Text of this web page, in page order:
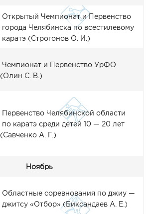
Открытый Чемпионат и Первенство
города Челябинска по всестилевому
каратэ (Строгонов О. И.)
Чемпионат и Первенство УрФО
(Олин С. В.)
Первенство Челябинской области
по каратэ среди детей 10 — 20 лет
(СавченкоА. Г.)
Ноябрь
Областные соревнования по джиу —
джитсу «Отбор» (Биксандаев А. Е.)